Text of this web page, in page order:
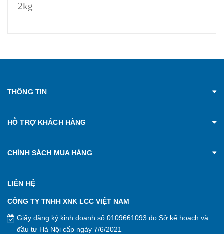
2kg
THÔNG TIN
HỖ TRỢ KHÁCH HÀNG
CHÍNH SÁCH MUA HÀNG
LIÊN HỆ
CÔNG TY TNHH XNK LCC VIỆT NAM
Giấy đăng ký kinh doanh số 0109661093 do Sở kế hoạch và
đầu tư Hà Nội cấp ngày 7/6/2021